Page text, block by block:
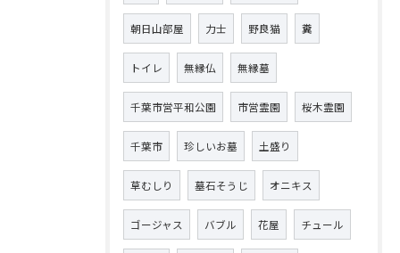
朝日山部屋 力士 野良猫 糞
トイレ 無縁仏 無縁墓
千葉市営平和公園 市営霊園 桜木霊園
千葉市 珍しいお墓 土盛り
草むしり 墓石そうじ オニキス
ゴージャス バブル 花屋 チュール